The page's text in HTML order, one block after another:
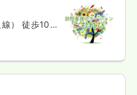
） 徒歩10